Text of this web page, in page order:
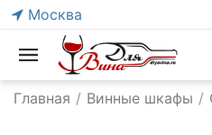
Москва
Главная / Винные шкафы /